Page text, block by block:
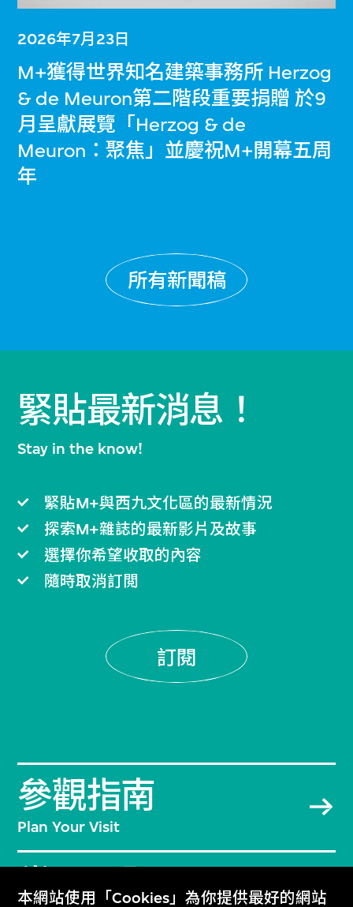
本網站使用「Cookies」為你提供最好的網站
2026年7月23日
M+獲得世界知名建築事務所 Herzog
& de Meuron第二階段重要捐贈 於9
月呈獻展覽「Herzog & de
Meuron：聚焦」並慶祝M+開幕五周
年
所有新聞稿
緊貼最新消息！
Stay in the know!
緊貼M+與西九文化區的最新情況
探索M+雜誌的最新影片及故事
選擇你希望收取的內容
隨時取消訂閲
訂閱
參觀指南
Plan Your Visit
常見問題